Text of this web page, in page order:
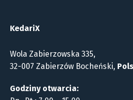
KedariX
Wola Zabierzowska 335,
32-007 Zabierzów Bocheński,
Godziny otwarcia: